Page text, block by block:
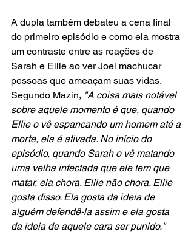
A dupla também debateu a cena final
do primeiro episódio e como ela mostra
um contraste entre as reações de
Sarah e Ellie ao ver Joel machucar
pessoas que ameaçam suas vidas.
Segundo Mazin, "A coisa mais notável
sobre aquele momento é que, quando
Ellie o vê espancando um homem até a
morte, ela é ativada. No início do
episódio, quando Sarah o vê matando
uma velha infectada que ele tem que
matar, ela chora. Ellie não chora. Ellie
gosta disso. Ela gosta da ideia de
alguém defendê-la assim e ela gosta
da ideia de aquele cara ser punido."